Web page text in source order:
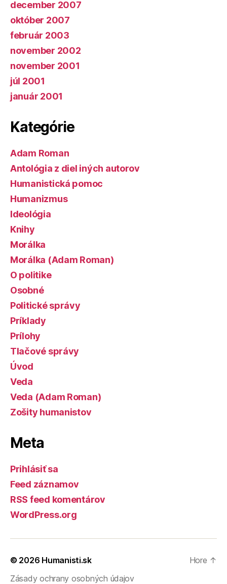
december 2007
október 2007
február 2003
november 2002
november 2001
júl 2001
január 2001
Kategórie
Adam Roman
Antológia z diel iných autorov
Humanistická pomoc
Humanizmus
Ideológia
Knihy
Morálka
Morálka (Adam Roman)
O politike
Osobné
Politické správy
Príklady
Prílohy
Tlačové správy
Úvod
Veda
Veda (Adam Roman)
Zošity humanistov
Meta
Prihlásiť sa
Feed záznamov
RSS feed komentárov
WordPress.org
© 2026 Humanisti.sk
Zásady ochrany osobných údajov
Hore ↑